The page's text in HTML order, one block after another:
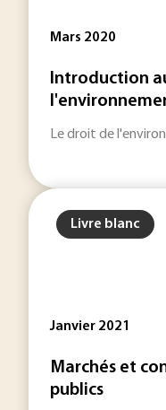
Mars 2020
Introduction
Le droit de
Livre blanc
Janvier 2021
Marchés et
publics